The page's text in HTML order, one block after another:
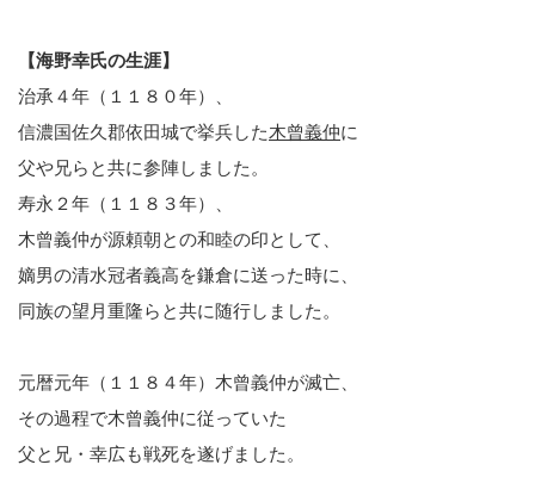
【海野幸氏の生涯】
治承４年（１１８０年）、
信濃国佐久郡依田城で挙兵した木曾義仲に
父や兄らと共に参陣しました。
寿永２年（１１８３年）、
木曾義仲が源頼朝との和睦の印として、
嫡男の清水冠者義高を鎌倉に送った時に、
同族の望月重隆らと共に随行しました。
元暦元年（１１８４年）木曾義仲が滅亡、
その過程で木曾義仲に従っていた
父と兄・幸広も戦死を遂げました。